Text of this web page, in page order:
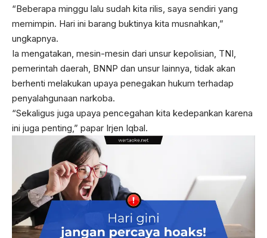
“Beberapa minggu lalu sudah kita rilis, saya sendiri yang
memimpin. Hari ini barang buktinya kita musnahkan,”
ungkapnya.
Ia mengatakan, mesin-mesin dari unsur kepolisian, TNI,
pemerintah daerah, BNNP dan unsur lainnya, tidak akan
berhenti melakukan upaya penegakan hukum terhadap
penyalahgunaan narkoba.
“Sekaligus juga upaya pencegahan kita kedepankan karena
ini juga penting,” papar Irjen Iqbal.